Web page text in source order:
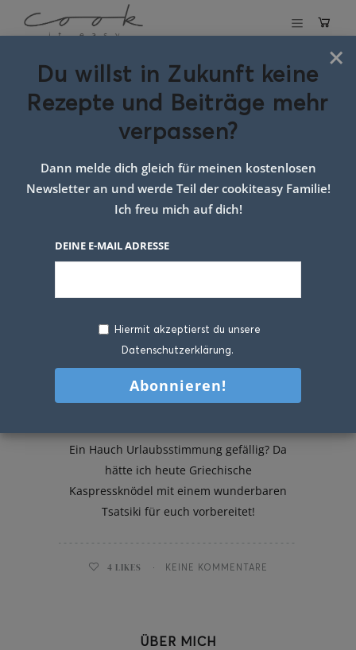
Schlagwort:
rezept kaspress
nuggets
Ein Hauch Urlaubsstimmung gefällig? Da
hätte ich heute Griechische
Kaspressknödel mit einem wunderbaren
Tsatsiki für euch vorbereitet!
4 LIKES KEINE KOMMENTARE
ÜBER MICH
×
Du willst in Zukunft keine
Rezepte und Beiträge mehr
verpassen?
Dann melde dich gleich für meinen kostenlosen
Newsletter an und werde Teil der cookiteasy Familie!
Ich freu mich auf dich!
DEINE E-MAIL ADRESSE
Hiermit akzeptierst du unsere
Datenschutzerklärung.